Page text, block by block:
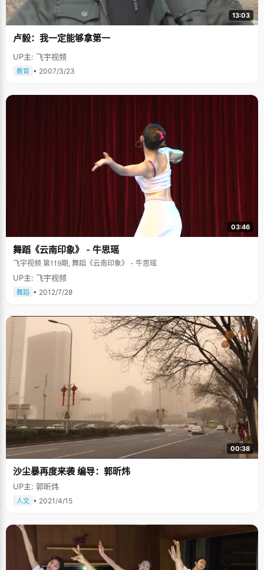
13:03
卢毅：我一定能够拿第一
UP主: 飞宇视频
教育 • 2007/3/23
03:46
舞蹈《云南印象》 - 牛思瑶
飞宇视频 第119期, 舞蹈《云南印象》 - 牛思瑶
UP主: 飞宇视频
舞蹈 • 2012/7/28
00:38
沙尘暴再度来袭 编导：郭昕炜
UP主: 郭昕炜
人文 • 2021/4/15